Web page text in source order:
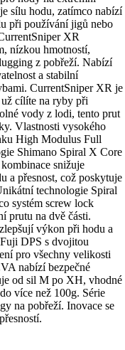
sílu hodu, zatímco nabízí
při používání jigů nebo
XR
nízkou hmotností,
z pobřeží. Nabízí
a stabilní
CurrentSniper XR je
cílíte na ryby při
vody z lodi, tento prut
Vlastnosti vysokého
High Modulus Full
Shimano Spiral X Core
snižuje
a přesnost, což poskytuje
technologie Spiral
systém screw lock
prutu na dvě části.
výkon při hodu a
DPS s dvojitou
pro všechny velikosti
nabízí bezpečné
od sil M po XH, vhodné
více než 100g. Série
na pobřeží. Inovace se